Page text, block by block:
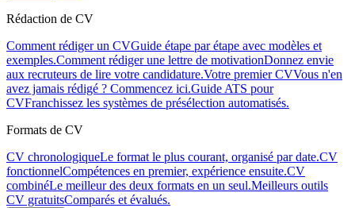
Rédaction de CV
Comment rédiger un CVGuide étape par étape avec modèles et
exemples.Comment rédiger une lettre de motivationDonnez envie
aux recruteurs de lire votre candidature.Votre premier CVVous n'en
avez jamais rédigé ? Commencez ici.Guide ATS pour
CVFranchissez les systèmes de présélection automatisés.
Formats de CV
CV chronologiqueLe format le plus courant, organisé par date.CV
fonctionnelCompétences en premier, expérience ensuite.CV
combinéLe meilleur des deux formats en un seul.Meilleurs outils
CV gratuitsComparés et évalués.